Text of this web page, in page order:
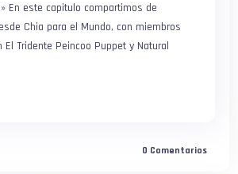
En este capitulo compartimos de
Chia para el Mundo, con miembros
El Tridente Peincoo Puppet y Natural
0 Comentarios